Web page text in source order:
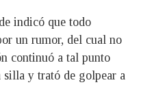
indicó que todo
un rumor, del cual no
continuó a tal punto
silla y trató de golpear a